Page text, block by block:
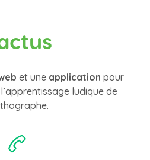
et une application pour
ludique de